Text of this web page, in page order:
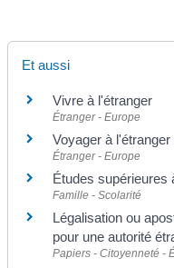
Et aussi
Vivre à l'étranger
Étranger - Europe
Voyager à l'étranger
Étranger - Europe
Études supérieures
Famille - Scolarité
Légalisation ou
pour une autorité
Papiers - Citoyenneté -